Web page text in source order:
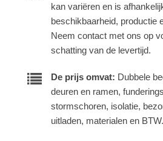
kan variëren en is
beschikbaarheid, productie
Neem contact met ons op
schatting van de levertijd.
De prijs omvat: Dubbele
deuren en ramen,
stormschoren, isolatie,
uitladen, materialen en BTW.